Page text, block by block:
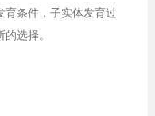
育条件，子实体发育过
选择。